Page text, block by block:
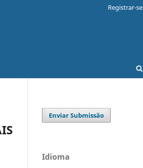
Registrar-se
Enviar Submissão
Idioma